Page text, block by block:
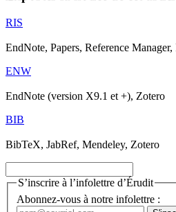
RIS
EndNote, Papers, Reference
ENW
EndNote (version X9.1 et +), Zotero
BIB
BibTeX, JabRef, Mendeley, Zotero
S’inscrire à l’infolettre d’Érudit
Abonnez-vous à notre infolettre :